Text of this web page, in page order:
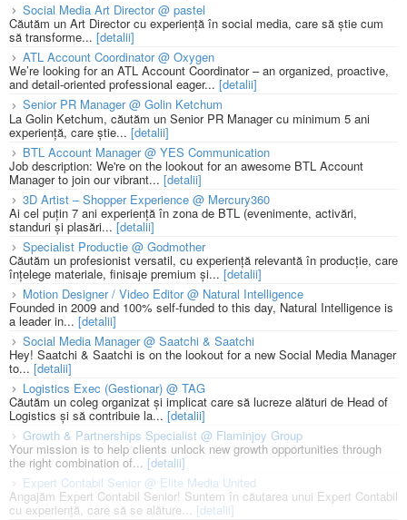
Social Media Art Director @ pastel
Căutăm un Art Director cu experiență în social media, care să știe cum
să transforme... [detalii]
ATL Account Coordinator @ Oxygen
We’re looking for an ATL Account Coordinator – an organized, proactive,
and detail-oriented professional eager... [detalii]
Senior PR Manager @ Golin Ketchum
La Golin Ketchum, căutăm un Senior PR Manager cu minimum 5 ani
experiență, care știe... [detalii]
BTL Account Manager @ YES Communication
Job description: We're on the lookout for an awesome BTL Account
Manager to join our vibrant... [detalii]
3D Artist – Shopper Experience @ Mercury360
Ai cel puțin 7 ani experiență în zona de BTL (evenimente, activări,
standuri și plasări...[detalii]
Specialist Productie @ Godmother
Căutăm un profesionist versatil, cu experiență relevantă în producție, care
înțelege materiale, finisaje premium și... [detalii]
Motion Designer / Video Editor @ Natural Intelligence
Founded in 2009 and 100% self-funded to this day, Natural Intelligence is
a leader in... [detalii]
Social Media Manager @ Saatchi & Saatchi
Hey! Saatchi & Saatchi is on the lookout for a new Social Media Manager
to... [detalii]
Logistics Exec (Gestionar) @ TAG
Căutăm un coleg organizat și implicat care să lucreze alături de Head of
Logistics și să contribuie la... [detalii]
Growth & Partnerships Specialist @ Flaminjoy Group
Your mission is to help clients unlock new growth opportunities through
the right combination of... [detalii]
Expert Contabil Senior @ Elite Media United
Angajăm Expert Contabil Senior! Suntem în căutarea unui Expert Contabil
cu experiență, care să se alăture... [detalii]